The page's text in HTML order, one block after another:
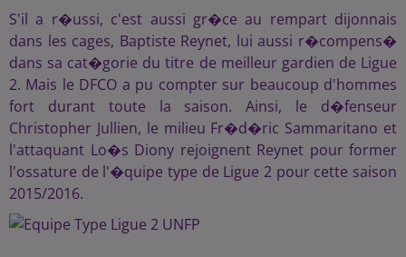
S'il a r�ussi, c'est aussi gr�ce au rempart dijonnais
dans les cages, Baptiste Reynet, lui aussi r�compens�
dans sa cat�gorie du titre de meilleur gardien de Ligue
2. Mais le DFCO a pu compter sur beaucoup d'hommes
fort durant toute la saison. Ainsi, le d�fenseur
Christopher Jullien, le milieu Fr�d�ric Sammaritano et
l'attaquant Lo�s Diony rejoignent Reynet pour former
l'ossature de l'�quipe type de Ligue 2 pour cette saison
2015/2016.